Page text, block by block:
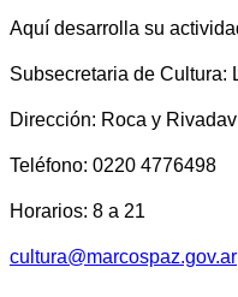
Aquí desarrolla su
Subsecretaria de Cultura:
Dirección: Roca y
Teléfono: 0220 4776498
Horarios: 8 a 21
cultura@marcospaz.gov.ar